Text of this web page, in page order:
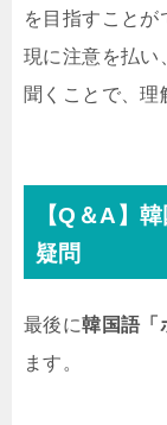
を目指すことが
現に注意を払い
聞くことで、理
【Q＆A】
疑問
最後に韓国語「
ます。